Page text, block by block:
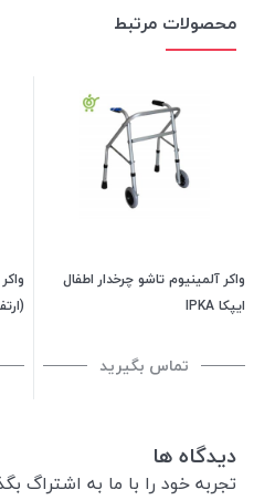
محصولات مرتبط
واکر آلمینیوم تاشو چرخدار اطفال
ایپکا IPKA
تماس بگیرید
(ارتفاع 72
دیدگاه ها
تجربه خود را با ما به اشتراگ